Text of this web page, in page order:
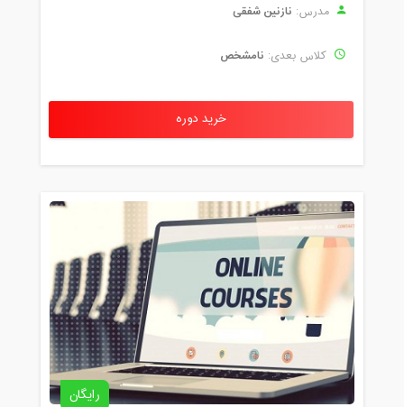
مدرس: نازنین شفقی
کلاس بعدی: نامشخص
خرید دوره
رایگان